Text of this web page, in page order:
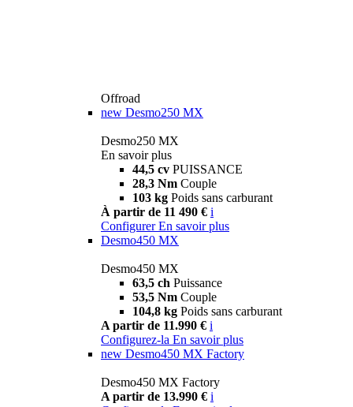
Offroad
new Desmo250 MX
Desmo250 MX
En savoir plus
44,5 cv PUISSANCE
28,3 Nm Couple
103 kg Poids sans carburant
À partir de 11 490 € i
Configurer En savoir plus
Desmo450 MX
Desmo450 MX
63,5 ch Puissance
53,5 Nm Couple
104,8 kg Poids sans carburant
A partir de 11.990 € i
Configurez-la En savoir plus
new Desmo450 MX Factory
Desmo450 MX Factory
A partir de 13.990 € i